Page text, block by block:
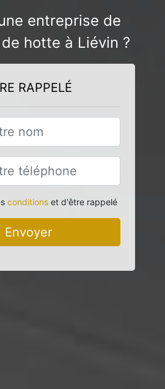
entreprise de
hotte à Liévin ?
RAPPELÉ
conditionset d'être rappelé
Envoyer